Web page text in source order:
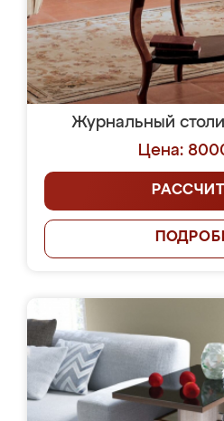
Журнальный
Цена: